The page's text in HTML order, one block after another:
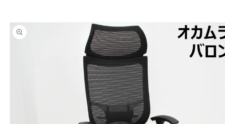
商品情
報にス
キップ